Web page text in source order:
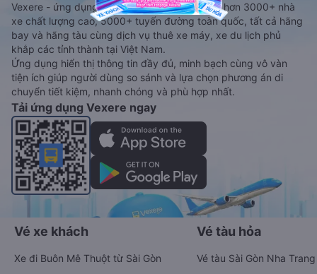
Vexere - ứng dụng đặt vé đa phương tiện với hơn 3000+ nhà
xe chất lượng cao, 5000+ tuyến đường toàn quốc, tất cả hãng
bay và hãng tàu cùng dịch vụ thuê xe máy, xe du lịch phủ
khắp các tỉnh thành tại Việt Nam.
Ứng dụng hiển thị thông tin đầy đủ, minh bạch cùng vô vàn
tiện ích giúp người dùng so sánh và lựa chọn phương án di
chuyển tiết kiệm, nhanh chóng và phù hợp nhất.
Tải ứng dụng Vexere ngay
Vé xe khách
Xe đi Buôn Mê Thuột từ Sài Gòn
Vé tàu hỏa
Vé tàu Sài Gòn Nha Trang